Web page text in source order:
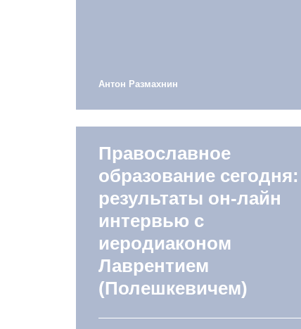
Антон Размахнин
Православное
образование сегодня:
результаты он-лайн
интервью с
иеродиаконом
Лаврентием
(Полешкевичем)